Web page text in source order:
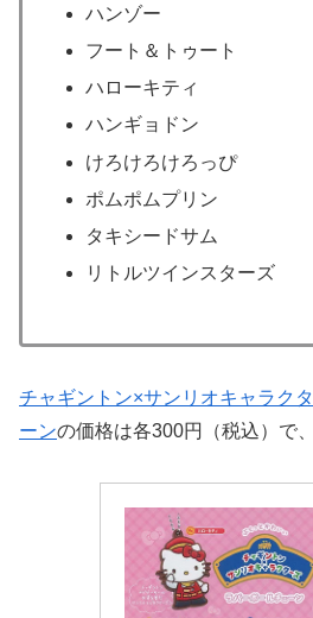
ハンゾー
フート＆トゥート
ハローキティ
ハンギョドン
けろけろけろっぴ
ポムポムプリン
タキシードサム
リトルツインスターズ
チャギントン×サンリオキャラク
ーンの価格は各300円（税込）で